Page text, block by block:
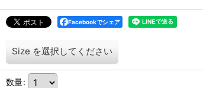
Facebookでシェア
Size を選択してください
数量: